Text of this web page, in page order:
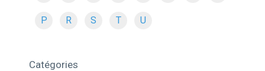
P R S T U
Catégories